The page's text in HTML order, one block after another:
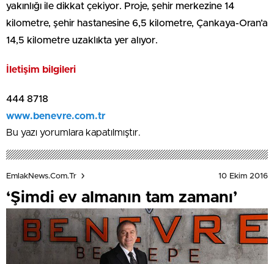
yakınlığı ile dikkat çekiyor. Proje, şehir merkezine 14
kilometre, şehir hastanesine 6,5 kilometre, Çankaya-Oran’a
14,5 kilometre uzaklıkta yer alıyor.
İletişim bilgileri
444 8718
www.benevre.com.tr
Bu yazı yorumlara kapatılmıştır.
EmlakNews.com.tr 10 Ekim 2016
‘Şimdi ev almanın tam zamanı’